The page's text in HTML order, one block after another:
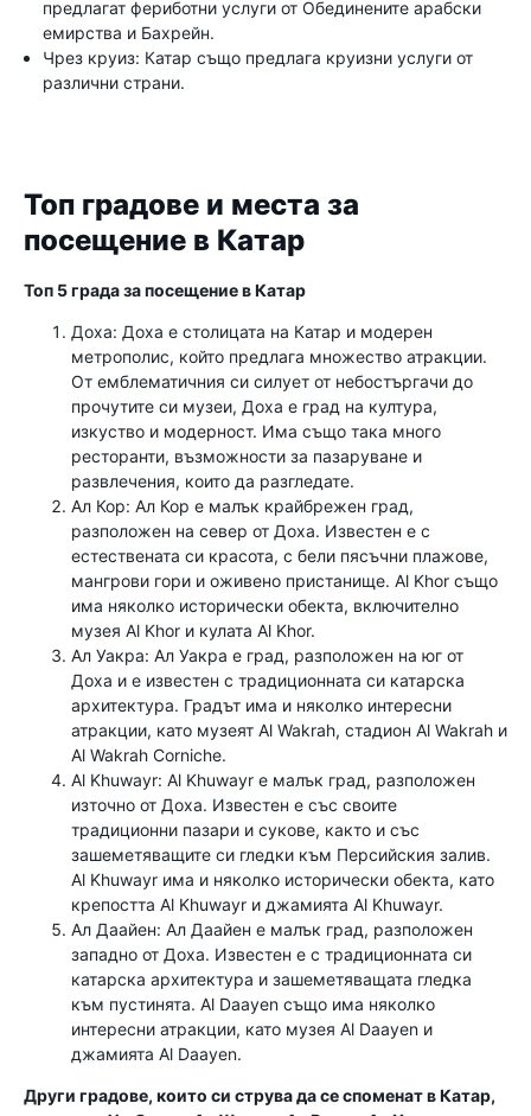
предлагат фериботни услуги от Обединените арабски
емирства и Бахрейн.
Чрез круиз: Катар също предлага круизни услуги от
различни страни.
Топ градове и места за
посещение в Катар
Топ 5 града за посещение в Катар
Доха: Доха е столицата на Катар и модерен
метрополис, който предлага множество атракции.
От емблематичния си силует от небостъргачи до
прочутите си музеи, Доха е град на култура,
изкуство и модерност. Има също така много
ресторанти, възможности за пазаруване и
развлечения, които да разгледате.
Ал Кор: Ал Кор е малък крайбрежен град,
разположен на север от Доха. Известен е с
естествената си красота, с бели пясъчни плажове,
мангрови гори и оживено пристанище. Al Khor също
има няколко исторически обекта, включително
музея Al Khor и кулата Al Khor.
Ал Уакра: Ал Уакра е град, разположен на юг от
Доха и е известен с традиционната си катарска
архитектура. Градът има и няколко интересни
атракции, като музеят Al Wakrah, стадион Al Wakrah и
Al Wakrah Corniche.
Al Khuwayr: Al Khuwayr е малък град, разположен
източно от Доха. Известен е със своите
традиционни пазари и сукове, както и със
зашеметяващите си гледки към Персийския залив.
Al Khuwayr има и няколко исторически обекта, като
крепостта Al Khuwayr и джамията Al Khuwayr.
Ал Даайен: Ал Даайен е малък град, разположен
западно от Доха. Известен е с традиционната си
катарска архитектура и зашеметяващата гледка
към пустинята. Al Daayen също има няколко
интересни атракции, като музея Al Daayen и
джамията Al Daayen.
Други градове, които си струва да се споменат в Катар,